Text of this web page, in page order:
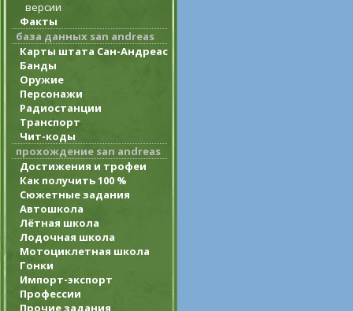
версии
Факты
база данных san andreas
Карты штата Сан-Андреас
Банды
Оружие
Персонажи
Радиостанции
Транспорт
Чит-коды
прохождение san andreas
Достижения и трофеи
Как получить 100 %
Сюжетные задания
Автошкола
Лётная школа
Лодочная школа
Мотоциклетная школа
Гонки
Импорт-экспорт
Профессии
Прочие задания